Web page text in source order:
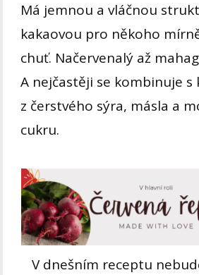
Má jemnou a vláčnou
kakaovou pro někoho
chuť. Načervenalý až
A nejčastěji se kombinuje s
z čerstvého sýra, másla a
cukru.
V dnešním receptu